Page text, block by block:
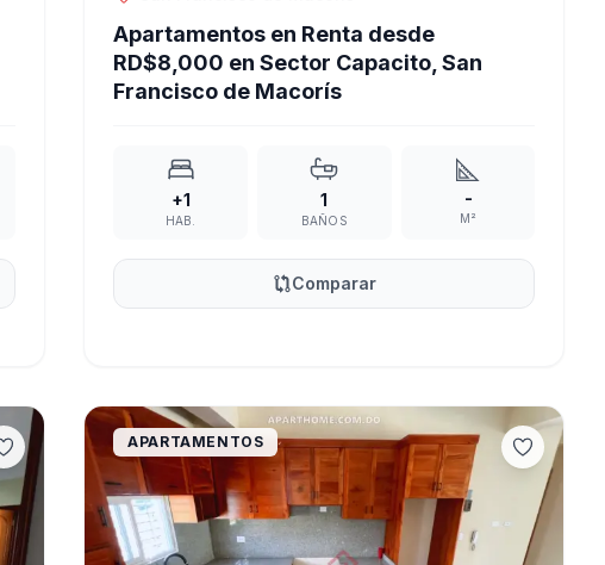
Apartamentos en Renta desde
RD$8,000 en Sector Capacito, San
Francisco de Macorís
+1
HAB.
1
BAÑOS
-
M²
Comparar
APARTAMENTOS